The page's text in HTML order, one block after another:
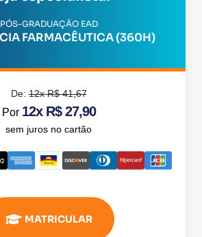
PÓS-GRADUAÇÃO EAD
FARMACÊUTICA (360H)
De:12x R$ 41,67
Por 12x R$ 27,90
sem juros no cartão
MATRICULAR